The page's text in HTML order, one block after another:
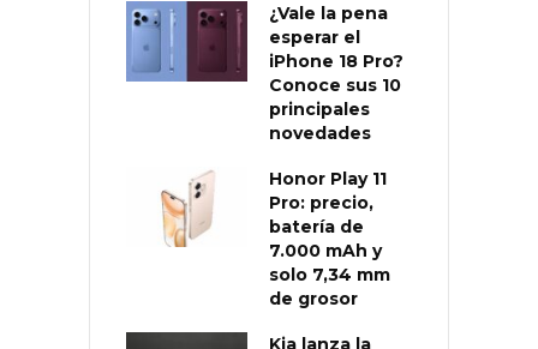
¿Vale la pena
esperar el
iPhone 18 Pro?
Conoce sus 10
principales
novedades
Honor Play 11
Pro: precio,
batería de
7.000 mAh y
solo 7,34 mm
de grosor
Kia lanza la